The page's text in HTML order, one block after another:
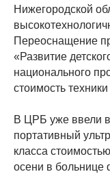
Нижегородской
Переоснащение
«Развитие
национального
стоимость
В ЦРБ уже ввели
портативный
класса
осени в больнице